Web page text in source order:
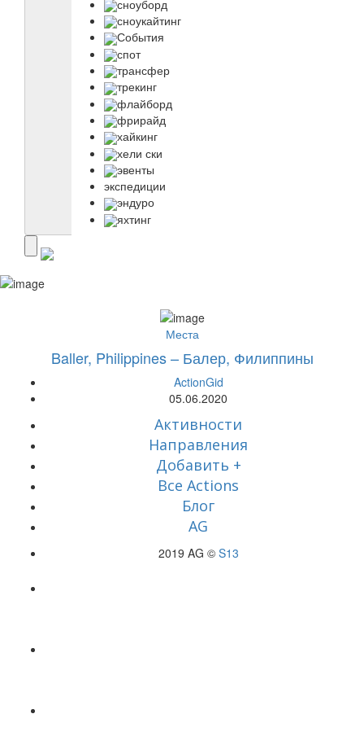
сноуборд
сноукайтинг
События
спот
трансфер
трекинг
флайборд
фрирайд
хайкинг
хели ски
эвенты
экспедиции
эндуро
яхтинг
Места
Baller, Philippines – Балер, Филиппины
ActionGid
05.06.2020
Активности
Направления
Добавить +
Все Actions
Блог
AG
2019 AG © S13